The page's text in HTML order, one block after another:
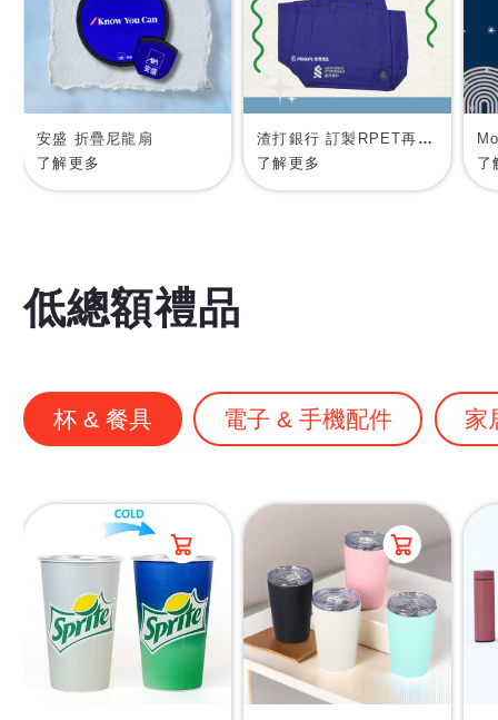
安盛 折疊尼龍扇
了解更多
渣打銀行 訂製RPET再生物料環保袋
了解更多
了
低總額禮品
杯 & 餐具 電子 & 手機配件 家